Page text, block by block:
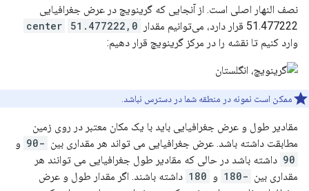
نصف النهار اصلی است. از آنجایی که گرینویچ در عرض جغرافیایی
51.477222 قرار دارد، می‌توانیم مقدار
center
51.477222,0
وارد کنیم تا نقشه را در مرکز گرینویچ قرار دهیم:
ممکن است نمونه در منطقه شما در دسترس نباشد.
مقادیر طول و عرض جغرافیایی باید با یک مکان معتبر در روی زمین
مطابقت داشته باشد. عرض جغرافیایی می تواند هر مقداری بین -90
و
90 داشته باشد در حالی که مقادیر طول جغرافیایی می توانند هر
مقداری بین -180 و 180 داشته باشند. اگر مقدار طول و عرض